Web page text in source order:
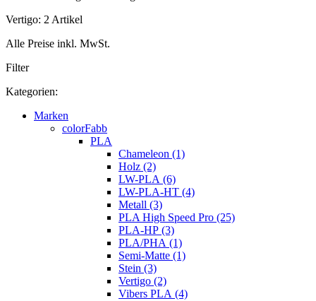
Vertigo: 2 Artikel
Alle Preise inkl. MwSt.
Filter
Kategorien:
Marken
colorFabb
PLA
Chameleon (1)
Holz (2)
LW-PLA (6)
LW-PLA-HT (4)
Metall (3)
PLA High Speed Pro (25)
PLA-HP (3)
PLA/PHA (1)
Semi-Matte (1)
Stein (3)
Vertigo (2)
Vibers PLA (4)